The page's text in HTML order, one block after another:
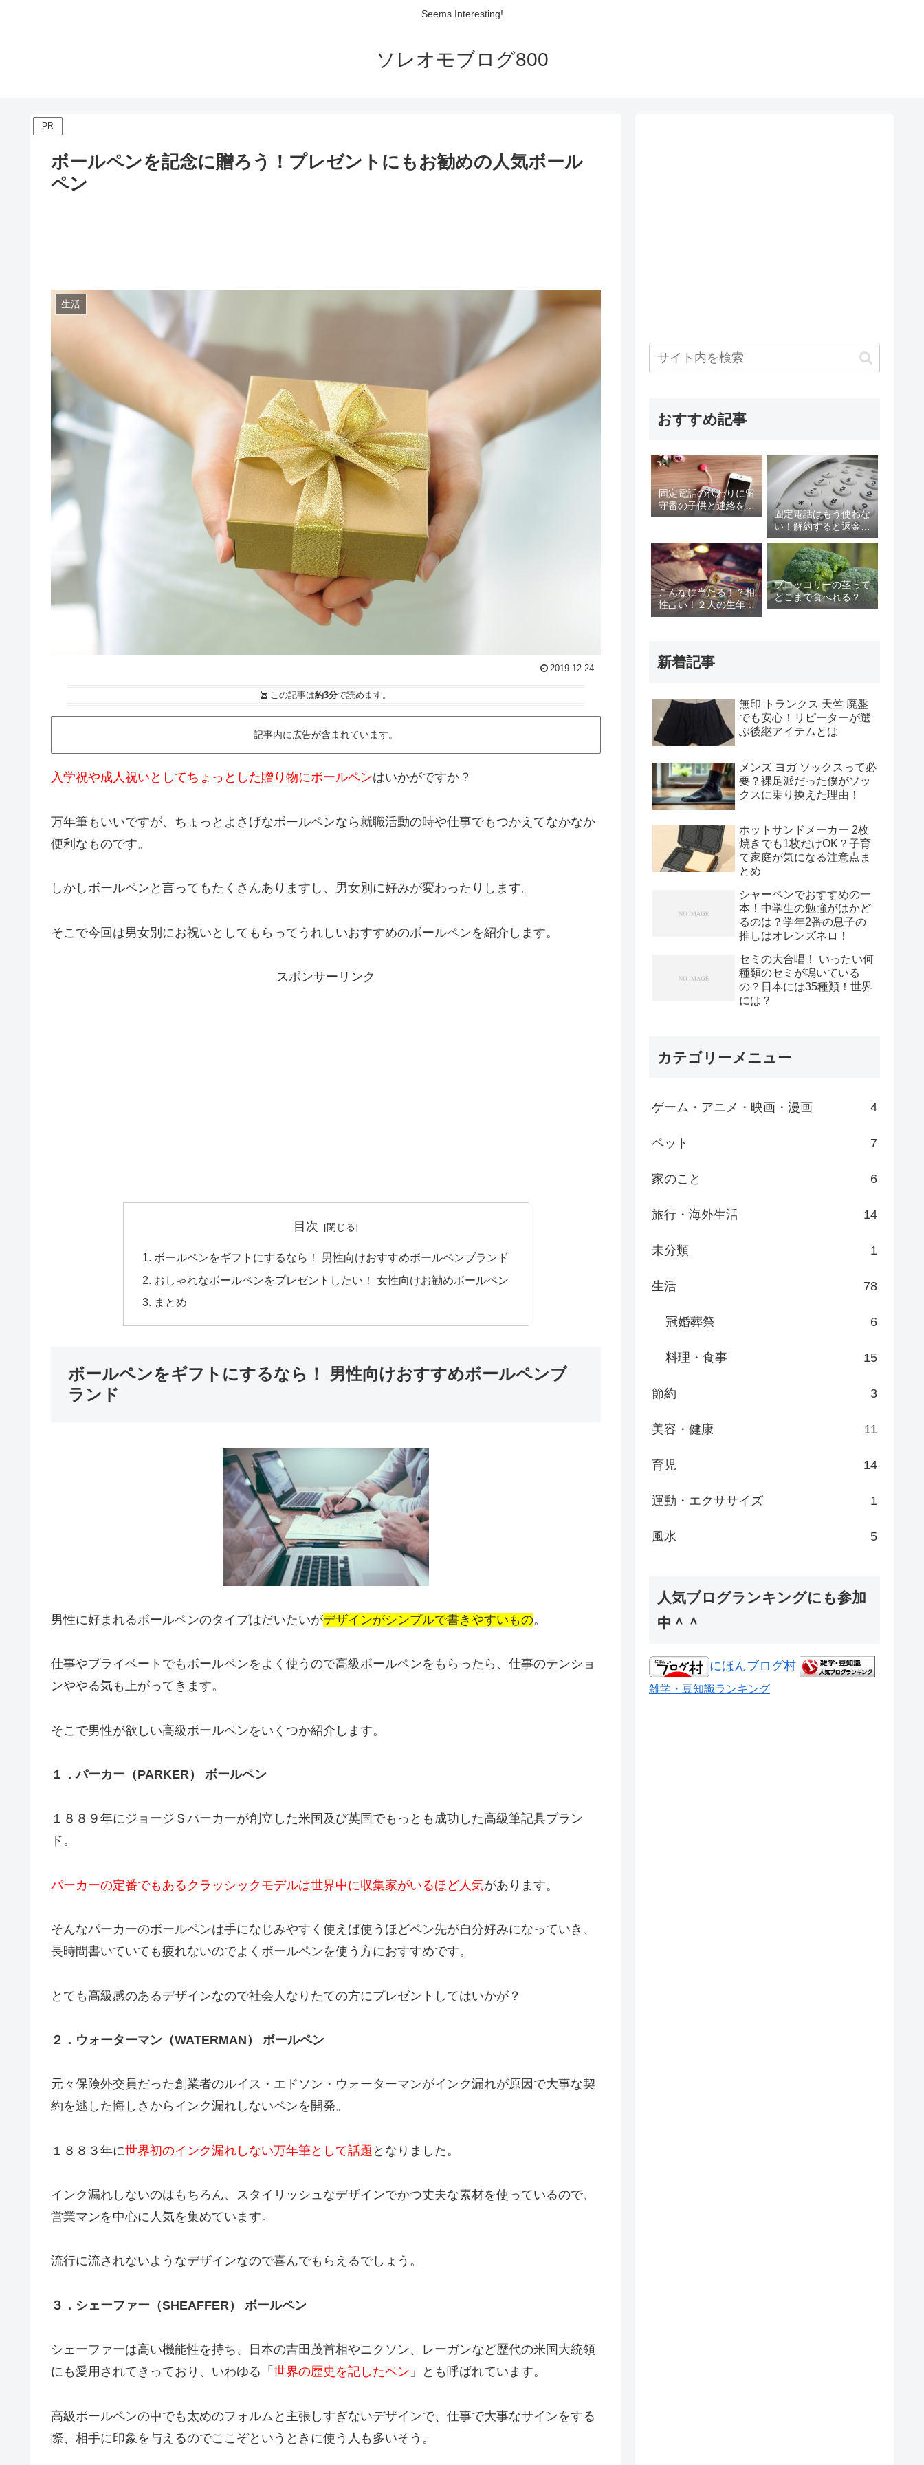
Seems Interesting!
ソレオモブログ800
PR
ボールペンを記念に贈ろう！プレゼントにもお勧めの人気ボール
ペン
生活
2019.12.24
この記事は約3分で読めます。
記事内に広告が含まれています。
入学祝や成人祝いとしてちょっとした贈り物にボールペンはいかがですか？
万年筆もいいですが、ちょっとよさげなボールペンなら就職活動の時や仕事でもつかえてなかなか
便利なものです。
しかしボールペンと言ってもたくさんありますし、男女別に好みが変わったりします。
そこで今回は男女別にお祝いとしてもらってうれしいおすすめのボールペンを紹介します。
スポンサーリンク
目次
ボールペンをギフトにするなら！ 男性向けおすすめボールペンブランド
おしゃれなボールペンをプレゼントしたい！ 女性向けお勧めボールペン
まとめ
ボールペンをギフトにするなら！ 男性向けおすすめボールペンブ
ランド
男性に好まれるボールペンのタイプはだいたいがデザインがシンプルで書きやすいもの。
仕事やプライベートでもボールペンをよく使うので高級ボールペンをもらったら、仕事のテンショ
ンややる気も上がってきます。
そこで男性が欲しい高級ボールペンをいくつか紹介します。
１．パーカー（PARKER） ボールペン
１８８９年にジョージＳパーカーが創立した米国及び英国でもっとも成功した高級筆記具ブラン
ド。
パーカーの定番でもあるクラッシックモデルは世界中に収集家がいるほど人気があります。
そんなパーカーのボールペンは手になじみやすく使えば使うほどペン先が自分好みになっていき、
長時間書いていても疲れないのでよくボールペンを使う方におすすめです。
とても高級感のあるデザインなので社会人なりたての方にプレゼントしてはいかが？
２．ウォーターマン（WATERMAN） ボールペン
元々保険外交員だった創業者のルイス・エドソン・ウォーターマンがインク漏れが原因で大事な契
約を逃した悔しさからインク漏れしないペンを開発。
１８８３年に世界初のインク漏れしない万年筆として話題 となりました。
インク漏れしないのはもちろん、スタイリッシュなデザインでかつ丈夫な素材を使っているので、
営業マンを中心に人気を集めています。
流行に流されないようなデザインなので喜んでもらえるでしょう。
３．シェーファー（SHEAFFER） ボールペン
シェーファーは高い機能性を持ち、日本の吉田茂首相やニクソン、レーガンなど歴代の米国大統領
にも愛用されてきっており、いわゆる「 世界の歴史を記したペン 」とも呼ばれています。
高級ボールペンの中でも太めのフォルムと主張しすぎないデザインで、仕事で大事なサインをする
際、相手に印象を与えるのでここぞというときに使う人も多いそう。
おすすめ記事
固定電話の代わりに留
守番の子供と連絡をと
る方法を紹介します！
スマートウォッチはど
う？
固定電話はもう使わな
い！解約すると返金が
ある？固定電話を解約
するデメリット含め考
えてみる
こんなに当たる！？相
性占い！２人の生年月
日で相性チェック！
ブロッコリーの茎って
どこまで食べれる？茎
にこんな効果が！？
新着記事
無印 トランクス 天竺 廃盤
でも安心！リピーターが選
ぶ後継アイテムとは
メンズ ヨガ ソックスって必
要？裸足派だった僕がソッ
クスに乗り換えた理由！
ホットサンドメーカー 2枚
焼きでも1枚だけOK？子育
て家庭が気になる注意点ま
とめ
シャーペンでおすすめの一
本！中学生の勉強がはかど
るのは？学年2番の息子の
推しはオレンズネロ！
セミの大合唱！ いったい何
種類のセミが鳴いている
の？日本には35種類！世界
には？
カテゴリーメニュー
ゲーム・アニメ・映画・漫画 4
ペット 7
家のこと 6
旅行・海外生活 14
未分類 1
生活 78
冠婚葬祭 6
料理・食事 15
節約 3
美容・健康 11
育児 14
運動・エクササイズ 1
風水 5
人気ブログランキングにも参加
中＾＾
にほんブログ村
雑学・豆知識ランキング